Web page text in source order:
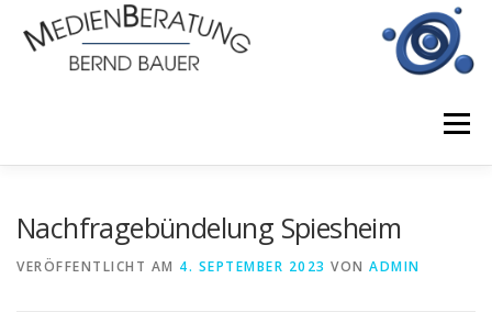
Inhalt
springen
Menü
Nachfragebündelung Spiesheim
VERÖFFENTLICHT AM 4. SEPTEMBER 2023 VON ADMIN